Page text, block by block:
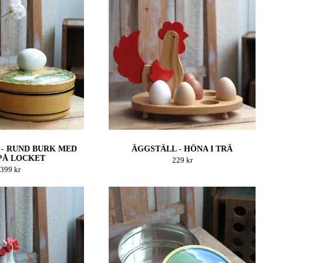
RUND BURK MED
LOCKET
399 kr
ÄGGSTÄLL - HÖNA I TRÄ
229 kr